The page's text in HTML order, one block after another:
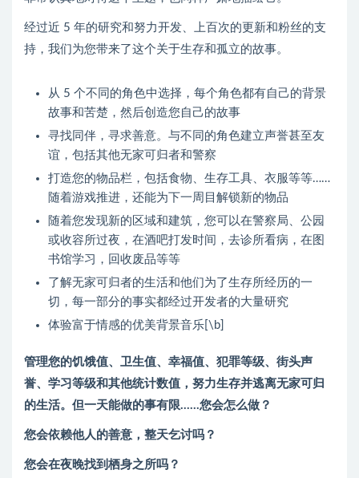
经过近 5 年的研究和努力开发、上百次的更新和粉丝的支
持，我们为您带来了这个关于生存和孤立的故事。
从 5 个不同的角色中选择，每个角色都有自己的背景
故事和苦楚，然后创造您自己的故事
寻找同伴，寻求善意。与不同的角色建立声誉甚至友
谊，包括其他无家可归者和警察
打造您的物品栏，包括食物、生存工具、衣服等等……
随着游戏推进，还能为下一周目解锁新的物品
随着您发现新的区域和建筑，您可以在警察局、公园
或收容所过夜，在酒吧打发时间，去诊所看病，在图
书馆学习，回收废品等等
了解无家可归者的生活和他们为了生存所经历的一
切，每一部分的事实都经过开发者的大量研究
体验富于情感的优美背景音乐[\b]
管理您的饥饿值、卫生值、幸福值、犯罪等级、街头声
誉、学习等级和其他统计数值，努力生存并逃离无家可归
的生活。但一天能做的事有限……您会怎么做？
您会依赖他人的善意，整天乞讨吗？
您会在夜晚找到栖身之所吗？